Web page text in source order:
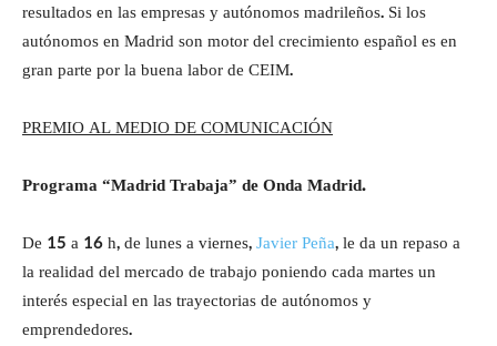
resultados en las empresas y autónomos madrileños. Si los
autónomos en Madrid son motor del crecimiento español es en
gran parte por la buena labor de CEIM.
PREMIO AL MEDIO DE COMUNICACIÓN
Programa “Madrid Trabaja” de Onda Madrid.
De 15 a 16 h, de lunes a viernes,Javier Peña, le da un repaso a
la realidad del mercado de trabajo poniendo cada martes un
interés especial en las trayectorias de autónomos y
emprendedores.